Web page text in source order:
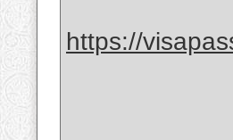
https://